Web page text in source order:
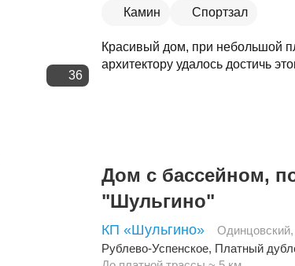
36
Камин Спортзал
Красивый дом, при небольшой
архитектору удалось достичь
Дом с бассейном,
"Шульгино"
КП «Шульгино» Одинцовский,
Рублево-Успенское, Платный